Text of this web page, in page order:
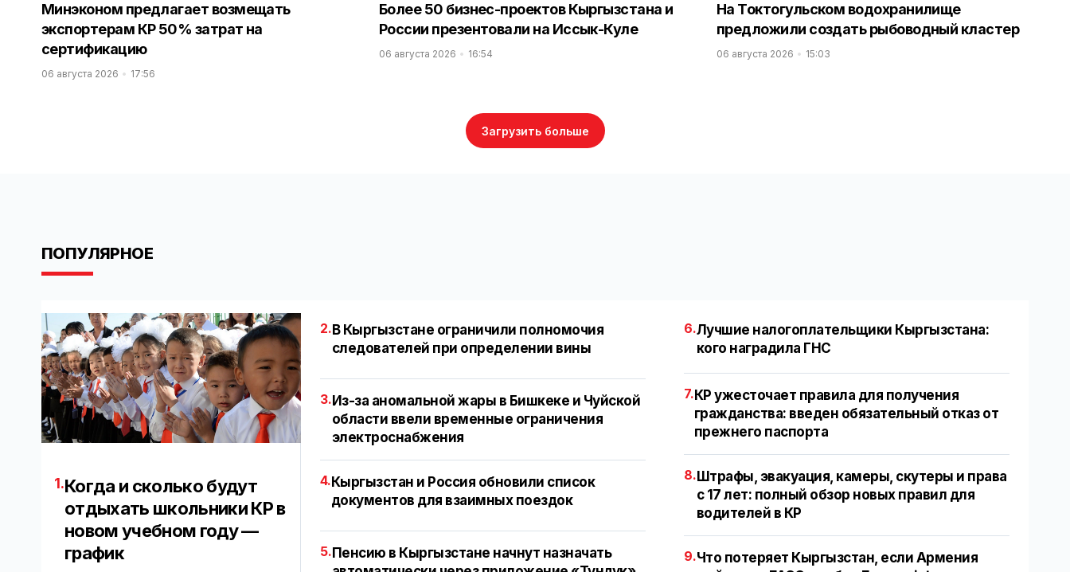
Минэконом предлагает возмещать
экспортерам КР 50% затрат на
сертификацию
06 августа 2026 17:56
Более 50 бизнес-проектов Кыргызстана и
России презентовали на Иссык-Куле
06 августа 2026 16:54
На Токтогульском водохранилище
предложили создать рыбоводный кластер
06 августа 2026 15:03
Загрузить больше
ПОПУЛЯРНОЕ
1.Когда и сколько будут
отдыхать школьники КР в
новом учебном году —
график
2. В Кыргызстане ограничили полномочия
следователей при определении вины
3.Из-за аномальной жары в Бишкеке и Чуйской
области ввели временные ограничения
электроснабжения
4.Кыргызстан и Россия обновили список
документов для взаимных поездок
5.Пенсию в Кыргызстане начнут назначать
6.Лучшие налогоплательщики Кыргызстана:
кого наградила ГНС
7. КР ужесточает правила для получения
гражданства: введен обязательный отказ от
прежнего паспорта
8. Штрафы, эвакуация, камеры, скутеры и права
с 17 лет: полный обзор новых правил для
водителей в КР
9.Что потеряет Кыргызстан, если Армения